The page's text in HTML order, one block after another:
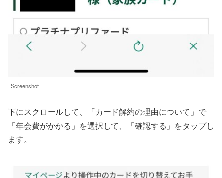
Screenshot
下にスクロールして、「カード解約の理由について」で
「年会費がかかる」を選択して、「確認する」をタップし
ます。